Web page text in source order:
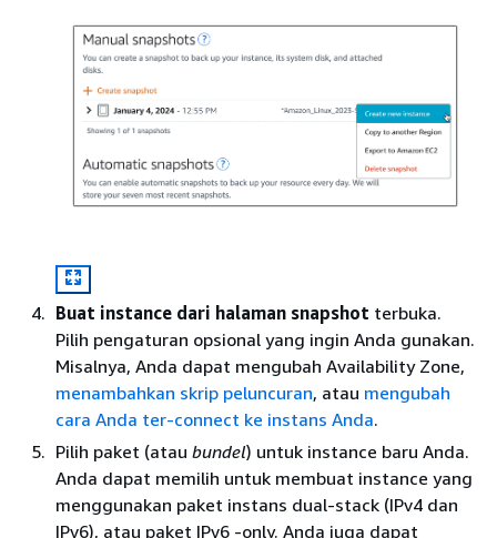
Buat instance dari halaman snapshot terbuka.
Pilih pengaturan opsional yang ingin Anda gunakan.
Misalnya, Anda dapat mengubah Availability Zone,
menambahkan skrip peluncuran, atau mengubah
cara Anda ter-connect ke instans Anda.
Pilih paket (atau bundel) untuk instance baru Anda.
Anda dapat memilih untuk membuat instance yang
menggunakan paket instans dual-stack (IPv4 dan
IPv6), atau paket IPv6 -only. Anda juga dapat